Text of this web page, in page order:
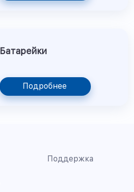
Батарейки
Подробнее
Поддержка